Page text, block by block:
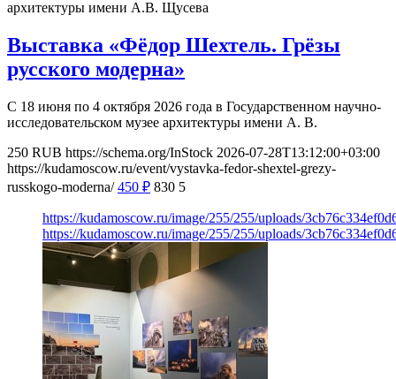
архитектуры имени А.В. Щусева
Выставка «Фёдор Шехтель. Грёзы
русского модерна»
С 18 июня по 4 октября 2026 года в Государственном научно-
исследовательском музее архитектуры имени А. В.
250 RUB https://schema.org/InStock 2026-07-28T13:12:00+03:00
https://kudamoscow.ru/event/vystavka-fedor-shextel-grezy-
russkogo-moderna/ 450 ₽ 830 5
https://kudamoscow.ru/image/255/255/uploads/
https://kudamoscow.ru/image/255/255/uploads/